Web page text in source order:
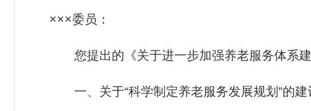
×××委员：
您提出的《关于进一步加强养老服务体系建
一、关于“科学制定养老服务发展规划”的建